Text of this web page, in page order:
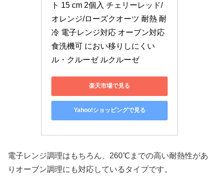
ト 15 cm 2個入 チェリーレッド/
オレンジ/ローズクオーツ 耐熱 耐
冷 電子レンジ対応 オーブン対応
食洗機可 におい移りしにくい
ル・クルーゼ ルクルーゼ
楽天市場で見る
Yahoo!ショッピングで見る
電子レンジ調理はもちろん、260℃までの高い耐熱性があ
りオーブン調理にも対応しているタイプです。